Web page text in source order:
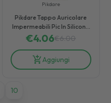
Pikdare
Pikdare Tappo Auricolare
Impermeabili Pic In Silicone
6 Pezzi
€4.06€6.00
Aggiungi
10